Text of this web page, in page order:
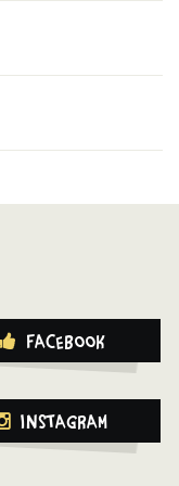
Facebook
Instagram